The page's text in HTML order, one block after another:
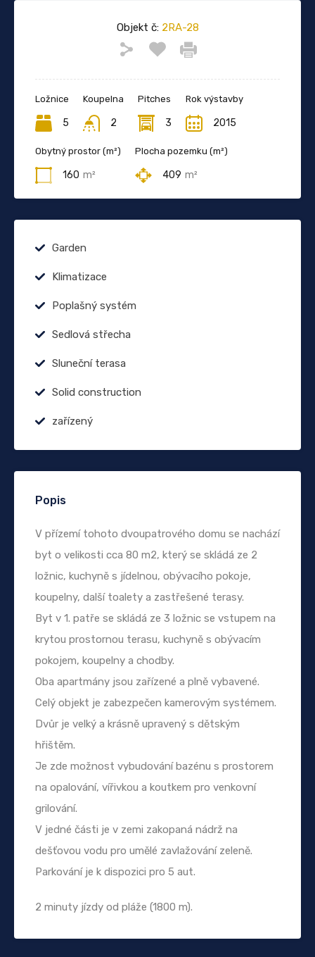
Objekt č:2RA-28
Ložnice
5
Koupelna
2
Pitches
3
Rok výstavby
2015
Obytný prostor (m²)
160 m²
Plocha pozemku (m²)
409 m²
Garden
Klimatizace
Poplašný systém
Sedlová střecha
Sluneční terasa
Solid construction
zařízený
Popis
V přízemí tohoto dvoupatrového domu se nachází
byt o velikosti cca 80 m2, který se skládá ze 2
ložnic, kuchyně s jídelnou, obývacího pokoje,
koupelny, další toalety a zastřešené terasy.
Byt v 1. patře se skládá ze 3 ložnic se vstupem na
krytou prostornou terasu, kuchyně s obývacím
pokojem, koupelny a chodby.
Oba apartmány jsou zařízené a plně vybavené.
Celý objekt je zabezpečen kamerovým systémem.
Dvůr je velký a krásně upravený s dětským
hřištěm.
Je zde možnost vybudování bazénu s prostorem
na opalování, vířivkou a koutkem pro venkovní
grilování.
V jedné části je v zemi zakopaná nádrž na
dešťovou vodu pro umělé zavlažování zeleně.
Parkování je k dispozici pro 5 aut.
2 minuty jízdy od pláže (1800 m).